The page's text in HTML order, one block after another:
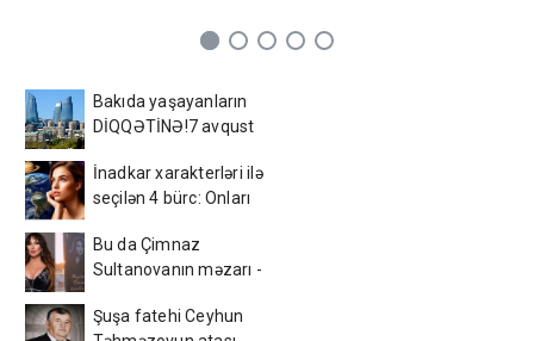
Bakıda yaşayanların
DİQQƏTİNƏ!7 avqust
etibarən...
İnadkar xarakterləri ilə
seçilən 4 bürc: Onları
çətindir
Bu da Çimnaz
Sultanovanın məzarı -
Şuşa fatehi Ceyhun